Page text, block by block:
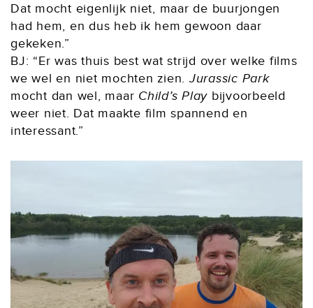
Dat mocht eigenlijk niet, maar de buurjongen
had hem, en dus heb ik hem gewoon daar
gekeken.”
BJ: “Er was thuis best wat strijd over welke films
we wel en niet mochten zien.Jurassic Park
mocht dan wel, maar Child’s Play bijvoorbeeld
weer niet. Dat maakte film spannend en
interessant.”